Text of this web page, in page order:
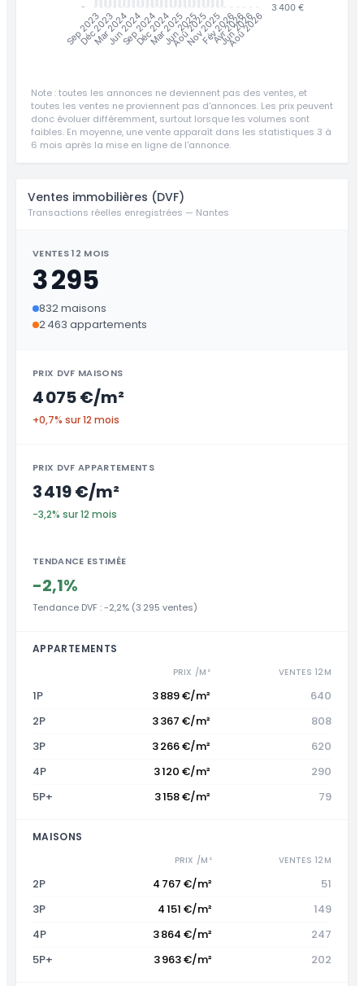
-
Sep 2023
Déc 2023
Mar 2024
Jun 2024
Sep 2024
Déc 2024
Mar 2025
Jun 2025
Aoû 2025
Nov 2025
Fév 2026
Avr 2026
Jun 2026
Aoû 2026
3 400 €
Note : toutes les annonces ne deviennent pas des ventes, et
toutes les ventes ne proviennent pas d'annonces. Les prix peuvent
donc évoluer différemment, surtout lorsque les volumes sont
faibles. En moyenne, une vente apparaît dans les statistiques 3 à
6 mois après la mise en ligne de l'annonce.
Ventes immobilières (DVF)
Transactions réelles enregistrées — Nantes
VENTES 12 MOIS
3 295
832 maisons
2 463 appartements
PRIX DVF MAISONS
4 075 €/m²
+0,7% sur 12 mois
PRIX DVF APPARTEMENTS
3 419 €/m²
-3,2% sur 12 mois
TENDANCE ESTIMÉE
-2,1%
Tendance DVF : -2,2% (3 295 ventes)
APPARTEMENTS
PRIX /M² VENTES 12M
1P 3 889 €/m²
640
2P
3 367 €/m²
808
3P
3 266 €/m²
620
4P
3 120 €/m²
290
5P+
3 158 €/m² 79
MAISONS
PRIX /M² VENTES 12M
2P 4 767 €/m²
51
3P
4 151 €/m²
149
4P
3 864 €/m²
247
5P+
3 963 €/m² 202